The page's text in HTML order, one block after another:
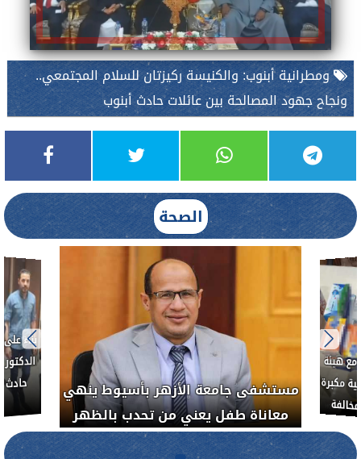
ومطرانية أبنوب: والكنيسة ركيزتان للسلام المجتمعي..
ونجاح جهود المصالحة بين عائلات حادث أبنوب
الصحة
مستشفى
معاناة طفل
العلاج الحر بمنفلوط بالتعاون مع هيئة
الدواء المصرية يشن حملة رقابية مكبرة
لضبط المنشآت الطبية المخالفة